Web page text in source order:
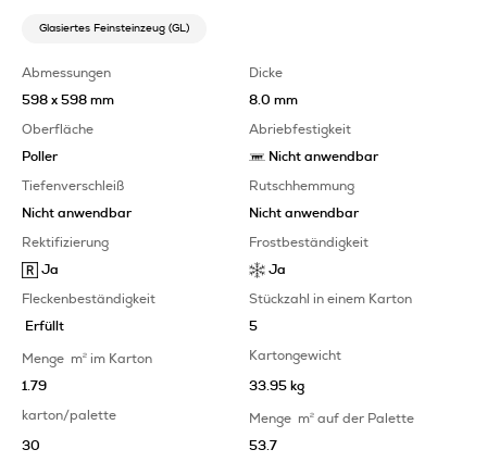
Glasiertes Feinsteinzeug (GL)
Abmessungen
598 x 598 mm
Dicke
8.0 mm
Oberfläche
Poller
Abriebfestigkeit
Nicht anwendbar
Tiefenverschleiß
Nicht anwendbar
Rutschhemmung
Nicht anwendbar
Rektifizierung
Ja
Frostbeständigkeit
Ja
Fleckenbeständigkeit
Erfüllt
Stückzahl in einem Karton
5
Menge m2 im Karton
1.79
Kartongewicht
33.95 kg
karton/palette
30
Mengem2 auf der Palette
53.7